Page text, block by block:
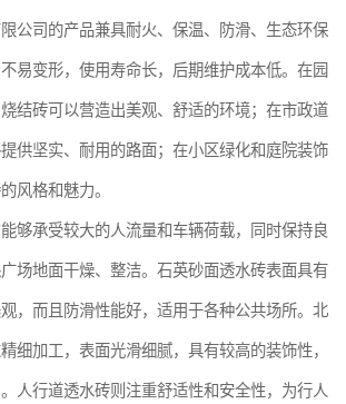
公司的产品兼具耐火、保温、防滑、生态环保
易变形，使用寿命长，后期维护成本低。在园
结砖可以营造出美观、舒适的环境；在市政道
供坚实、耐用的路面；在小区绿化和庭院装饰
风格和魅力。
够承受较大的人流量和车辆荷载，同时保持良
场地面干燥、整洁。石英砂面透水砖表面具有
，而且防滑性能好，适用于各种公共场所。北
细加工，表面光滑细腻，具有较高的装饰性，
人行道透水砖则注重舒适性和安全性，为行人